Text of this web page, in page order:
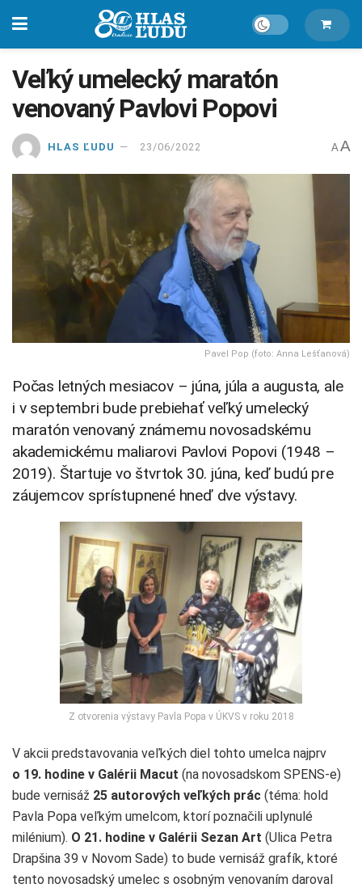
Veľký umelecký maratón
venovaný Pavlovi Popovi
HLAS ĽUDU 23/06/2022 A A
Pavel Pop (foto: Anna Lešťanová)
Počas letných mesiacov – júna, júla a augusta, ale
i v septembri bude prebiehať veľký umelecký
maratón venovaný známemu novosadskému
akademickému maliarovi Pavlovi Popovi (1948 –
2019). Štartuje vo štvrtok 30. júna, keď budú pre
záujemcov sprístupnené hneď dve výstavy.
Z otvorenia výstavy Pavla Popa v ÚKVS v roku 2018
V akcii predstavovania veľkých diel tohto umelca najprv
o 19. hodine v Galérii Macut (na novosadskom SPENS-e)
bude vernisáž 25 autorových veľkých prác (téma: hold
Pavla Popa veľkým umelcom, ktorí poznačili uplynulé
milénium). O 21. hodine v Galérii Sezan Art (Ulica Petra
Drapšina 39 v Novom Sade) to bude vernisáž grafík, ktoré
tento novosadský umelec s osobným venovaním daroval